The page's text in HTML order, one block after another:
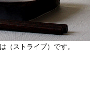
は（ストライプ）です。